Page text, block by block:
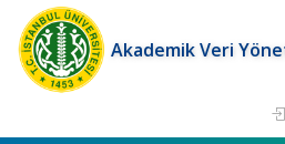
Akademik Veri